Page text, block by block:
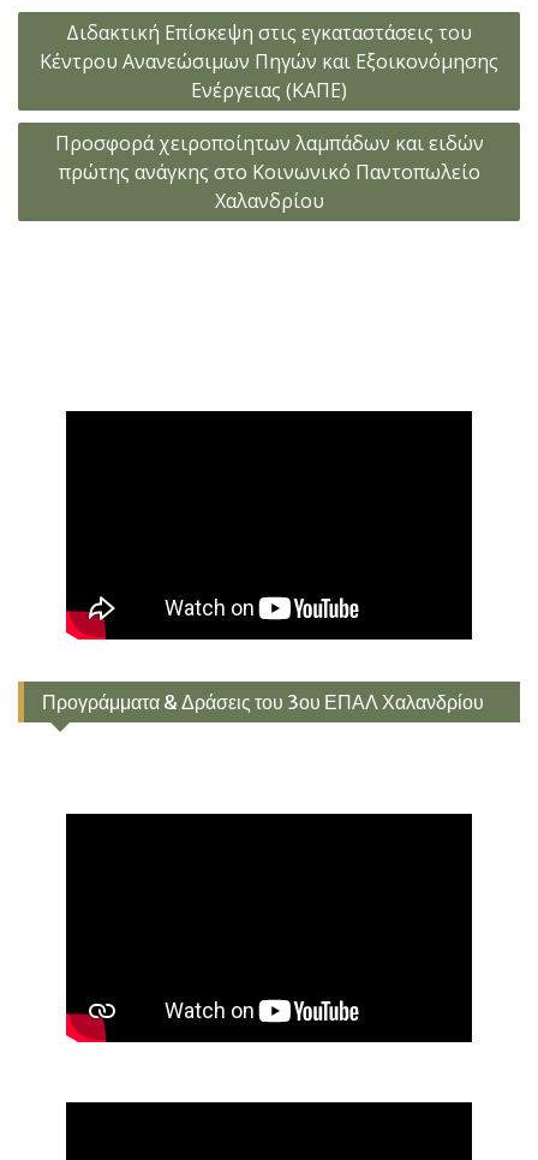
Πλοήγηση
άρθρων
Διδακτική Επίσκεψη στις εγκαταστάσεις του
Κέντρου Ανανεώσιμων Πηγών και Eξοικονόμησης
Eνέργειας (KAΠE)
Προσφορά χειροποίητων λαμπάδων και ειδών
πρώτης ανάγκης στο Κοινωνικό Παντοπωλείο
Χαλανδρίου
Προγράμματα & Δράσεις του 3ου ΕΠΑΛ Χαλανδρίου